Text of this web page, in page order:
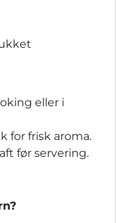
eller i
for frisk aroma.
før servering.